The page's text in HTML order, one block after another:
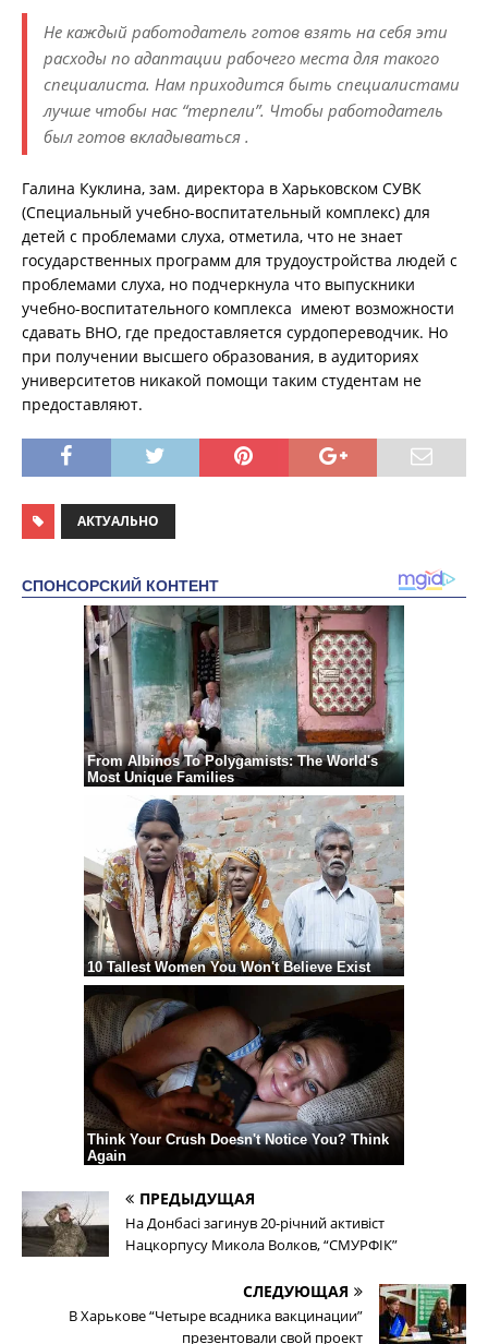
Не каждый работодатель готов взять на себя эти
расходы по адаптации рабочего места для такого
специалиста. Нам приходится быть специалистами
лучше чтобы нас “терпели”. Чтобы работодатель
был готов вкладываться .
Галина Куклина, зам. директора в Харьковском СУВК
(Специальный учебно-воспитательный комплекс) для
детей с проблемами слуха, отметила, что не знает
государственных программ для трудоустройства людей с
проблемами слуха, но подчеркнула что выпускники
учебно-воспитательного комплекса имеют возможности
сдавать ВНО, где предоставляется сурдопереводчик. Но
при получении высшего образования, в аудиториях
университетов никакой помощи таким студентам не
предоставляют.
АКТУАЛЬНО
ПРЕДЫДУЩАЯ
На Донбасі загинув 20-річний активіст
Нацкорпусу Микола Волков, “СМУРФІК”
СЛЕДУЮЩАЯ
В Харькове “Четыре всадника вакцинации”
презентовали свой проект